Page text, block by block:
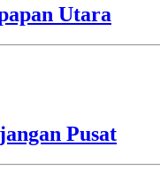
Utara
Pusat